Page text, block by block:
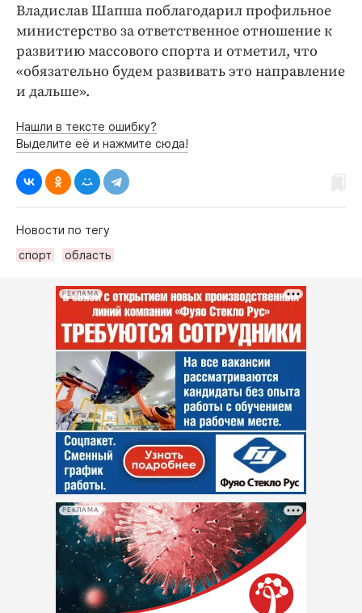
Владислав Шапша поблагодарил профильное
министерство за ответственное отношение к
развитию массового спорта и отметил, что
«обязательно будем развивать это направление
и дальше».
Нашли в тексте ошибку?
Выделите её и нажмите сюда!
Новости по тегу
спорт
область
РЕКЛАМА
РЕКЛАМА